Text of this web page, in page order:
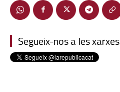
Segueix-nos a les xarxes